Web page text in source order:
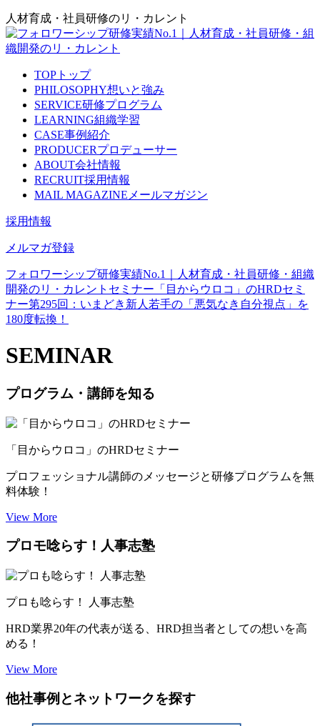
人材育成・社員研修のリ・カレント
TOP トップ
PHILOSOPHY想いと強み
SERVICE研修プログラム
LEARNING組織学習
CASE事例紹介
PRODUCERプロデューサー
ABOUT会社情報
RECRUIT採用情報
MAIL MAGAZINE メールマガジン
採用情報
メルマガ登録
フォロワーシップ研修実績No.1｜人材育成・社員研修・組織
開発のリ・カレント セミナー 「目からウロコ」のHRDセミ
ナー第295回：いまどき新人若手の「悪気なき自分視点」を
180度転換！
SEMINAR
プログラム・講師を知る
「目からウロコ」のHRDセミナー
プロフェッショナル講師のメッセージと研修プログラムを無
料体験！
View More
プロモ唸らす！人事志塾
プロも唸らす！ 人事志塾
HRD業界20年の代表が送る、HRD担当者としての想いを高
める！
View More
他社事例とネットワークを探す